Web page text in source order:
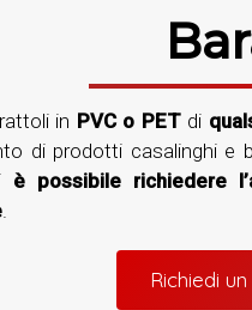
in PVC o PETdi
di prodotti casalinghi e
è possibile richiedere
Richiedi